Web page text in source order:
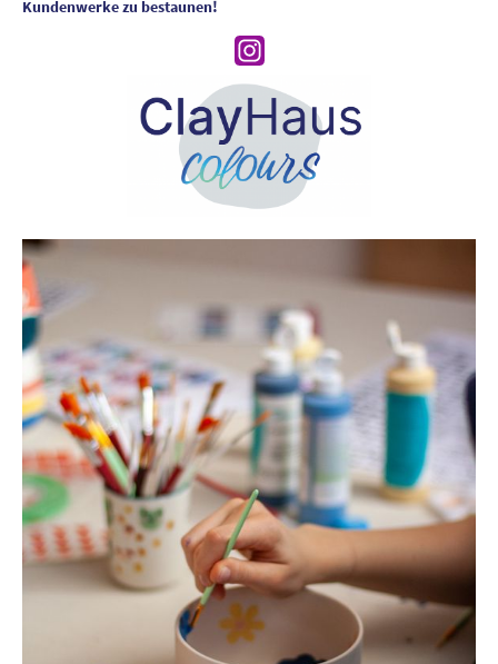
Kundenwerke zu bestaunen!